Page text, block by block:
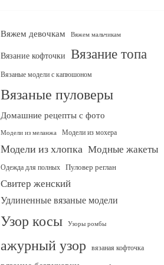
Вяжем девочкам Вяжем мальчикам
Вязание кофточки Вязание топа
Вязаные модели с капюшоном
Вязаные пуловеры
Домашние рецепты с фото
Модели из меланжа Модели из мохера
Модели из хлопка Модные жакеты
Одежда для полных Пуловер реглан
Свитер женский
Удлиненные вязаные модели
Узор косы Узоры ромбы
ажурный узор вязаная кофточка